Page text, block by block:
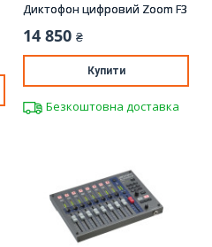
Диктофон цифровий Zoom F3
14 850 ₴
Купити
Безкоштовна доставка